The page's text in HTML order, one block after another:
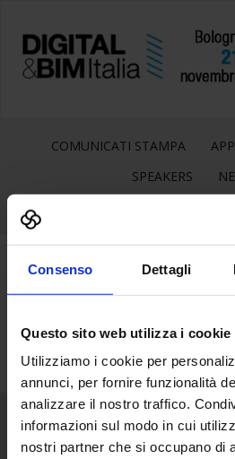
Consenso Dettagli
Questo sito web utilizza i cookie
Utilizziamo i cookie per
annunci, per fornire funzionalità
analizzare il nostro traffico.
informazioni sul modo in cui
nostri partner che si occupano di
COMUNICATI STAMPA
SPEAKERS
Senaf srl